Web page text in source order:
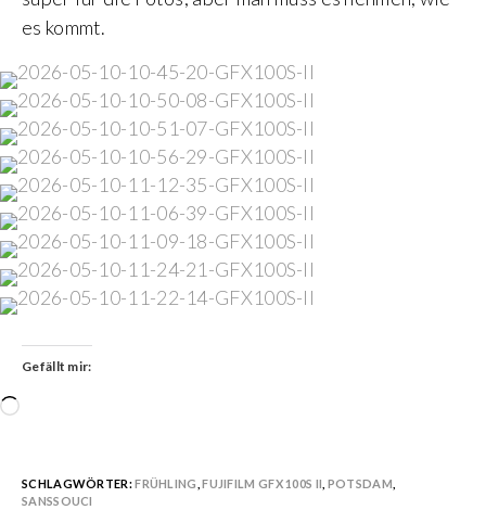
es kommt.
Gefällt mir:
Wird
SCHLAGWÖRTER:FRÜHLING ,FUJIFILM GFX 100S II POTSDAM
SANSSOUCI